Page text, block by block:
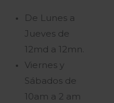
De Lunes a
Jueves de
12md a 12mn.
Viernes y
Sábados de
10am a 2 am